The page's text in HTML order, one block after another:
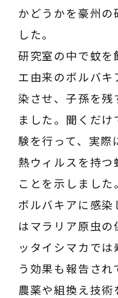
かどうかを豪州の
した。
研究室の中で蚊
エ由来のボルバ
染させ、子孫を残
ました。聞くだ
験を行って、実際
熱ウィルスを持つ
ことを示しました。
ボルバキアに感
はマラリア原虫
ッタイシマカで
う効果も報告され
農薬や組換え技